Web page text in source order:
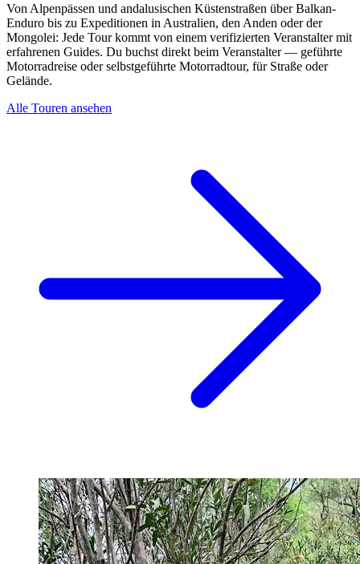
Von Alpenpässen und andalusischen Küstenstraßen über Balkan-
Enduro bis zu Expeditionen in Australien, den Anden oder der
Mongolei: Jede Tour kommt von einem verifizierten Veranstalter mit
erfahrenen Guides. Du buchst direkt beim Veranstalter — geführte
Motorradreise oder selbstgeführte Motorradtour, für Straße oder
Gelände.
Alle Touren ansehen